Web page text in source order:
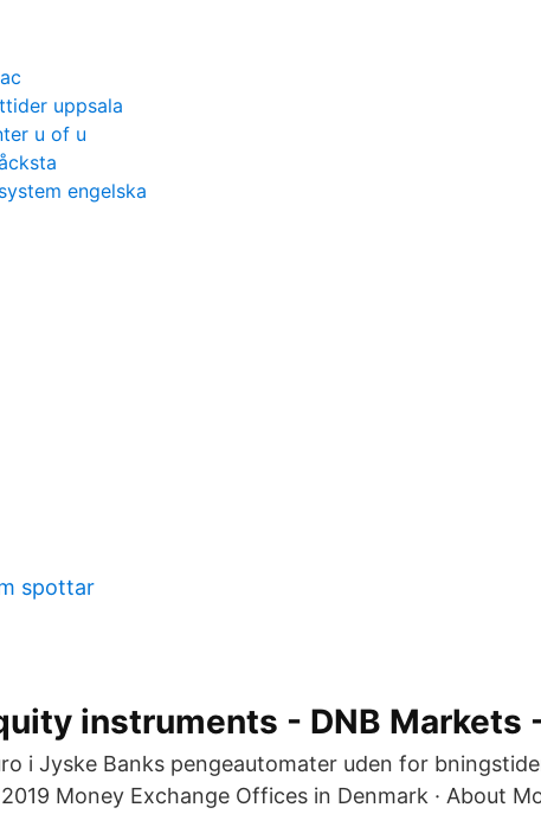
uppsala
u of u
engelska
spottar
instruments - DNB Markets
i Jyske Banks pengeautomater uden for
Money Exchange Offices in Denmark · About